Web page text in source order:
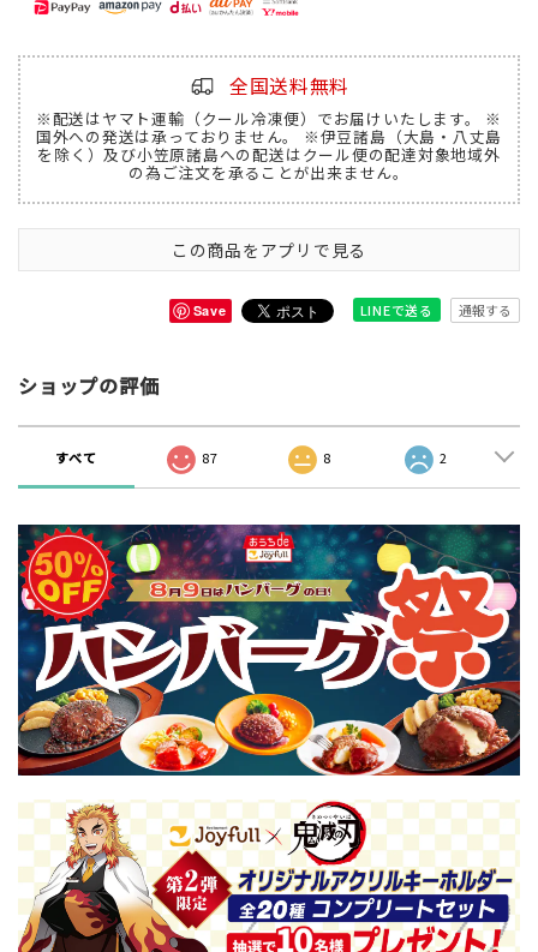
全国送料無料
※配送はヤマト運輸（クール冷凍便）でお届けいたします。 ※
国外への発送は承っておりません。 ※伊豆諸島（大島・八丈島
を除く）及び小笠原諸島への配送はクール便の配達対象地域外
の為ご注文を承ることが出来ません。
この商品をアプリで見る
Save LINEで送る 通報する
ショップの評価
すべて 87 8 2